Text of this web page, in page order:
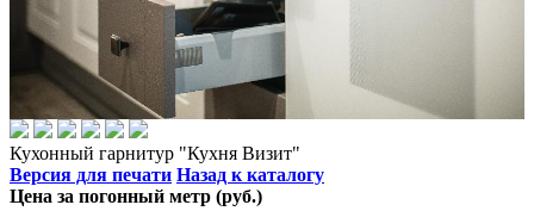
Кухонный гарнитур "Кухня Визит"
Версия для печати Назад к каталогу
Цена за погонный метр (руб.)